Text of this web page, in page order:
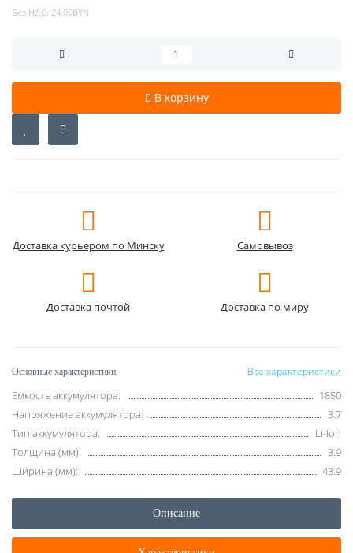
Без НДС: 24.00BYN
В корзину
Доставка курьером по Минску Самовывоз
Доставка почтой Доставка по миру
Основные характеристики Все характеристики
Емкость аккумулятора:
1850
Напряжение аккумулятора:
3.7
Тип аккумулятора:
Li-Ion
Толщина (мм):
3.9
Ширина (мм):
43.9
Описание